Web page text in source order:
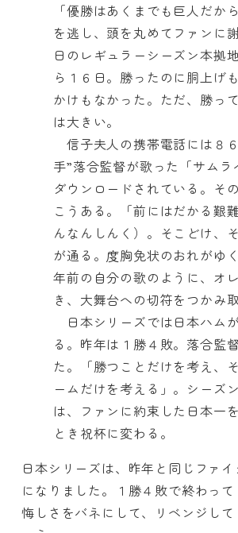
「優勝はあくまでも巨人だか
を逃し、頭を丸めてファンに
日のレギュラーシーズン本拠
ら１６日。勝ったのに胴上げ
かけもなかった。ただ、勝っ
は大きい。
信子夫人の携帯電話には８
手”落合監督が歌った「サムラ
ダウンロードされている。そ
こうある。「前にはだかる艱
んなんしんく）。そこどけ、
が通る。度胸免状のおれがゆ
年前の自分の歌のように、オ
き、大舞台への切符をつかみ取
日本シリーズでは日本ハム
る。昨年は１勝４敗。落合監
た。「勝つことだけを考え、
ームだけを考える」。シーズ
は、ファンに約束した日本一
とき祝杯に変わる。
日本シリーズは、昨年と同じファ
になりました。１勝４敗で終わっ
悔しさをバネにして、リベンジし